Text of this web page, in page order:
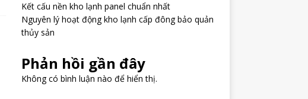
Kết cấu nền kho lạnh panel chuẩn nhất
Nguyên lý hoạt động kho lạnh cấp đông bảo quản
thủy sản
Phản hồi gần đây
Không có bình luận nào để hiển thị.